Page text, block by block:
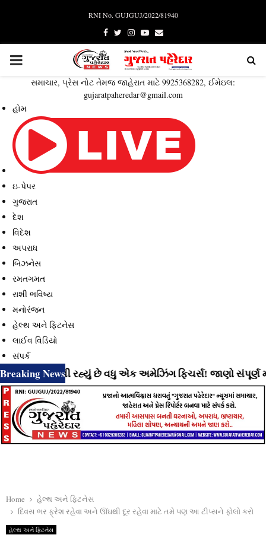
RNI No. GUJGUJ/2022/81940
Facebook
TwitterInstagram
YoutubeEmail
PRIMARY
MENU
સમાચાર, પ્રેસ નોટ તેમજ જાહેરાત માટે 9925368282, ઈમેઇલ:
gujaratpaheredar@gmail.com
હોમ
ઇ-પેપર
ગુજરાત
દેશ
વિદેશ
અપરાધ
બિઝનેસ
રમતગમત
રાશી ભવિષ્ય
મનોરંજન
હેલ્થ અને ફિટનેસ
લાઈવ વિડિયો
સંપર્ક
Breaking News
લાવી રહ્યું છે વધુ એક અમેઝિંગ ફિચર્સ! જાણો સંપૂર્ણ માહિતી
Home
હેલ્થ અને ફિટનેસ
દિવસ ભર ફ્રેશ રહેવા અને ઊંઘથી દૂર રહેવા માટે તમે પણ આ ટીપ્સને ફોલો કરો
હેલ્થ અને ફિટનેસ